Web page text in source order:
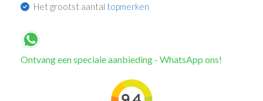
Het grootst aantal topmerken
Ontvang een speciale aanbieding - WhatsApp ons!